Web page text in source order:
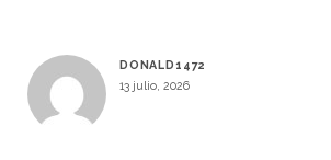
DONALD1472
13 julio, 2026